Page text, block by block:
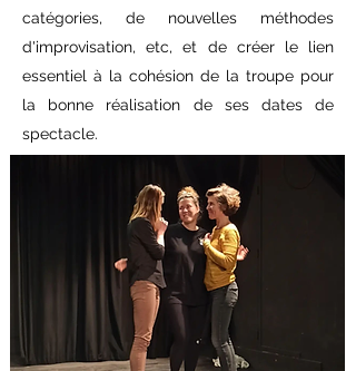
catégories, de nouvelles méthodes
d'improvisation, etc, et de créer le lien
essentiel à la cohésion de la troupe pour
la bonne réalisation de ses dates de
spectacle.